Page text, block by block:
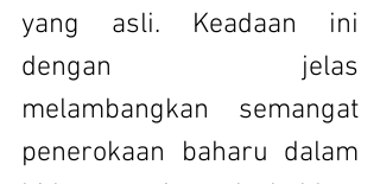
yang asli. Keadaan ini
dengan jelas
melambangkan semangat
penerokaan baharu dalam